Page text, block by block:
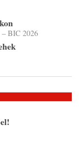
– BIC 2026